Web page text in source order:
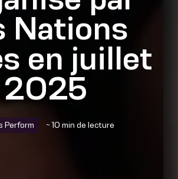
Nations
en juillet
2025
Perform ~ 10 min de lecture